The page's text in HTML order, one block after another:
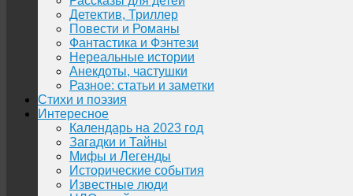
Детектив, Триллер
Повести и Романы
Фантастика и Фэнтези
Нереальные истории
Анекдоты, частушки
Разное: статьи и заметки
Стихи и поэзия
Интересное
Календарь на 2023 год
Загадки и Тайны
Мифы и Легенды
Исторические события
Известные люди